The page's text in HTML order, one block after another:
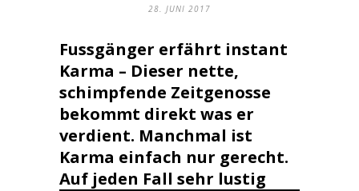
28. JUNI 2017
Fussgänger erfährt instant
Karma – Dieser nette,
schimpfende Zeitgenosse
bekommt direkt was er
verdient. Manchmal ist
Karma einfach nur gerecht.
Auf jeden Fall sehr lustig